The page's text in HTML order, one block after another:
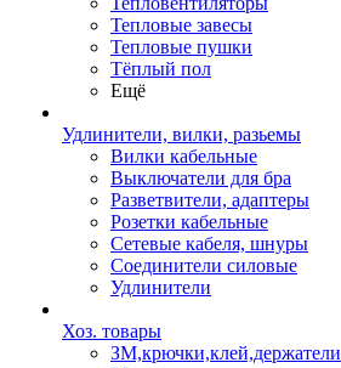
Тепловые завесы
Тепловые пушки
Тёплый пол
Ещё
Удлинители, вилки, разьемы
Вилки кабельные
Выключатели для бра
Разветвители, адаптеры
Розетки кабельные
Сетевые кабеля, шнуры
Соединители силовые
Удлинители
Хоз. товары
ЗМ,крючки,клей,держатели